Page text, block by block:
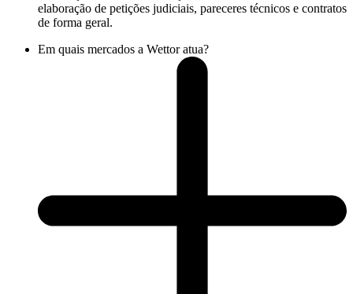
elaboração de petições judiciais, pareceres técnicos e contratos
de forma geral.
Em quais mercados a Wettor atua?